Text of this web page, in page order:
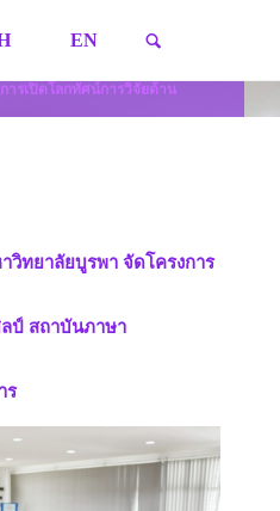
EN
ารเปิดโลกทัศน์การวิจัยด้าน
ทยาลัยบูรพา จัดโครงการ
ลป์ สถาบันภาษา
ร